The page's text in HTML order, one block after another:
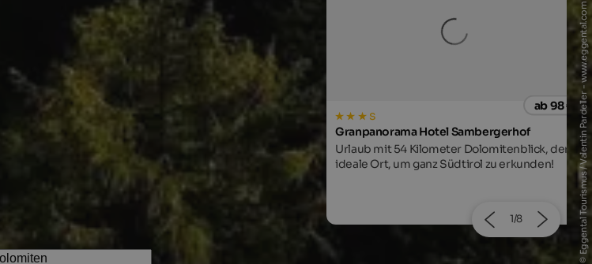
s
Granpanorama Hotel Sambergerhof
Urlaub mit 54 Kilometer Dolomitenblick, der
ideale Ort, um ganz Südtirol zu erkunden!
ab 100
Hotel Tirolerhof
Erleben Sie einzigartige Natur, kulinarische
Höhepunkte und Entspannung pur bei Fam.
2/8 © Eggental Tourismus / Valentin Pardeller - www.eggental.com